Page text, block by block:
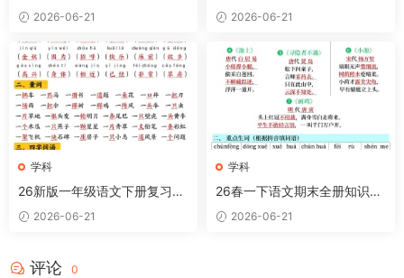
每日一练小纸条-一下
2026-06-21
习—看拼音写词语
2026-06-21
学科
26新版一年级语文下册复习知
识点汇总
2026-06-21
学科
26春一下语文期末全册知识点
汇总2026-06-21
评论 0